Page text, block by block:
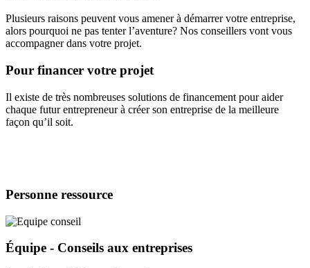
Plusieurs raisons peuvent vous amener à démarrer votre entreprise,
alors pourquoi ne pas tenter l’aventure? Nos conseillers vont vous
accompagner dans votre projet.
Pour financer votre projet
Il existe de très nombreuses solutions de financement pour aider
chaque futur entrepreneur à créer son entreprise de la meilleure
façon qu’il soit.
Personne ressource
Équipe - Conseils aux entreprises